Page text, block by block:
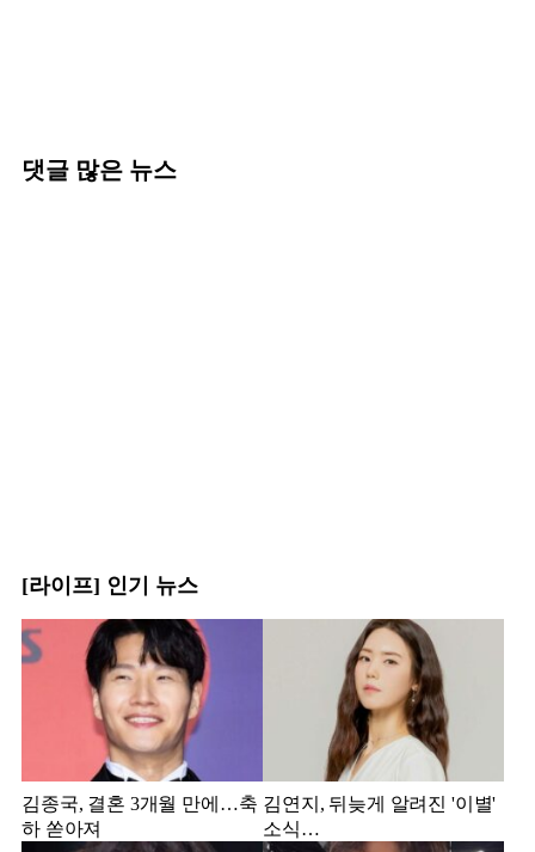
댓글 많은 뉴스
[라이프] 인기 뉴스
김종국, 결혼 3개월 만에…축
하 쏟아져
김연지, 뒤늦게 알려진 '이별'
소식…